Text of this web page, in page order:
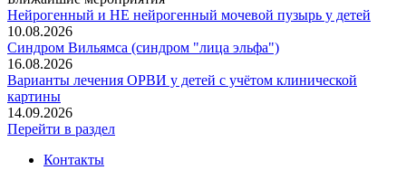
Нейрогенный и НЕ нейрогенный мочевой пузырь у детей
10.08.2026
Синдром Вильямса (синдром "лица эльфа")
16.08.2026
Варианты лечения ОРВИ у детей с учётом клинической
картины
14.09.2026
Перейти в раздел
Контакты